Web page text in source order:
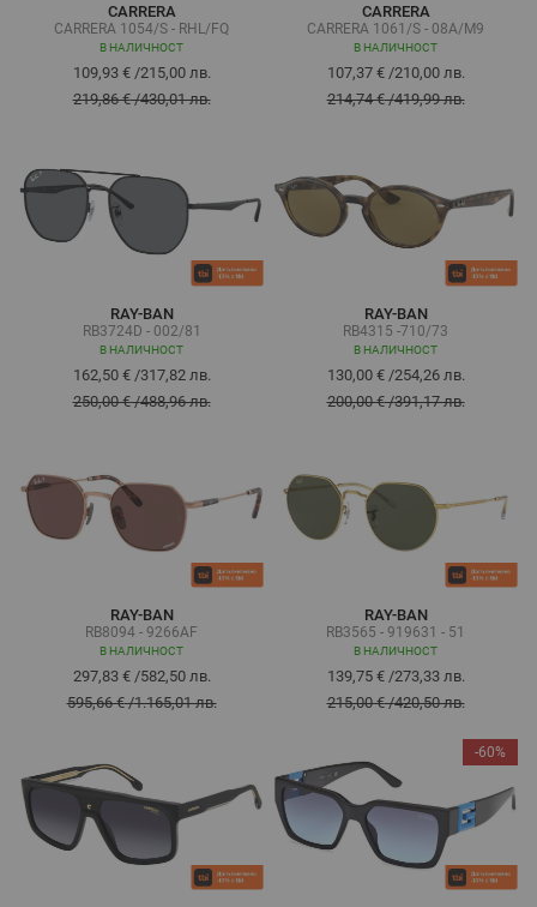
CARRERA
CARRERA 1054/S - RHL/FQ
В НАЛИЧНОСТ
109,93 €/215,00 лв.
219,86 €/430,01 лв.
CARRERA
CARRERA 1061/S - 08A/M9
В НАЛИЧНОСТ
107,37 €/210,00 лв.
214,74 €/419,99 лв.
RAY-BAN
RB3724D - 002/81
В НАЛИЧНОСТ
162,50 €/317,82 лв.
250,00 €/488,96 лв.
RAY-BAN
RB4315 -710/73
В НАЛИЧНОСТ
130,00 €/254,26 лв.
200,00 €/391,17 лв.
RAY-BAN
RB8094 - 9266AF
В НАЛИЧНОСТ
297,83 €/582,50 лв.
595,66 €/1.165,01 лв.
RAY-BAN
RB3565 - 919631 - 51
В НАЛИЧНОСТ
139,75 €/273,33 лв.
215,00 €/420,50 лв.
-60%